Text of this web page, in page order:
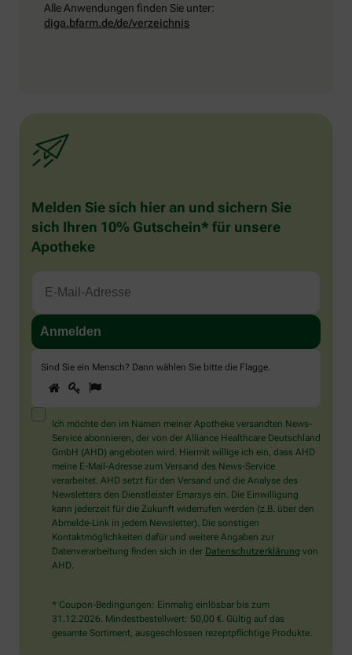
Alle Anwendungen finden Sie unter:
diga.bfarm.de/de/verzeichnis
Melden Sie sich hier an und sichern Sie
sich Ihren 10% Gutschein* für unsere
Apotheke
Sind Sie ein Mensch? Dann wählen Sie bitte die Flagge
Sie
ein
Mensch?
Dann
wählen
Sie
bitte
die
Flagge.
1 2
Ich möchte den im Namen meiner Apotheke versandten News-
Service abonnieren, der von der Alliance Healthcare Deutschland
GmbH (AHD) angeboten wird. Hiermit willige ich ein, dass AHD
meine E-Mail-Adresse zum Versand des News-Service
verarbeitet. AHD setzt für den Versand und die Analyse des
Newsletters den Dienstleister Emarsys ein. Die Einwilligung
kann jederzeit für die Zukunft widerrufen werden (z.B. über den
Abmelde-Link in jedem Newsletter). Die sonstigen
Kontaktmöglichkeiten dafür und weitere Angaben zur
Datenverarbeitung finden sich in der Datenschutzerklärung von
AHD.
* Coupon-Bedingungen: Einmalig einlösbar bis zum
31.12.2026. Mindestbestellwert: 50,00 €. Gültig auf das
gesamte Sortiment, ausgeschlossen rezeptpflichtige Produkte.